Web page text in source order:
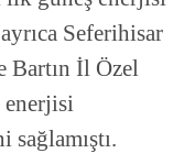
Seferihisar
Bartın İl Özel
enerjisi
sağlamıştı.